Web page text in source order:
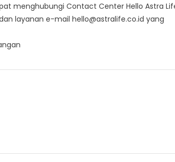
menghubungi Contact Center Hello Astra
layanan e-mail hello@astralife.co.id yang